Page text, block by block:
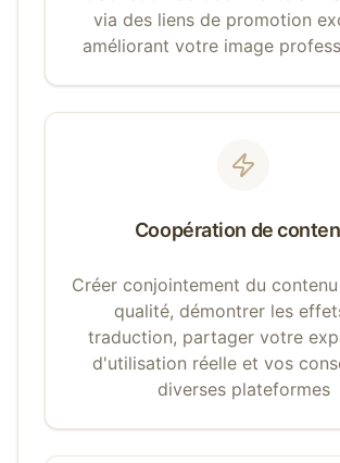
via des liens de promotion
améliorant votre image
Coopération de
Créer conjointement du
qualité, démontrer les
traduction, partager votre
d'utilisation réelle et vos
diverses plateformes